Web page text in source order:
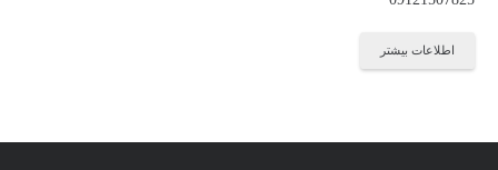
اطلاعات بیشتر